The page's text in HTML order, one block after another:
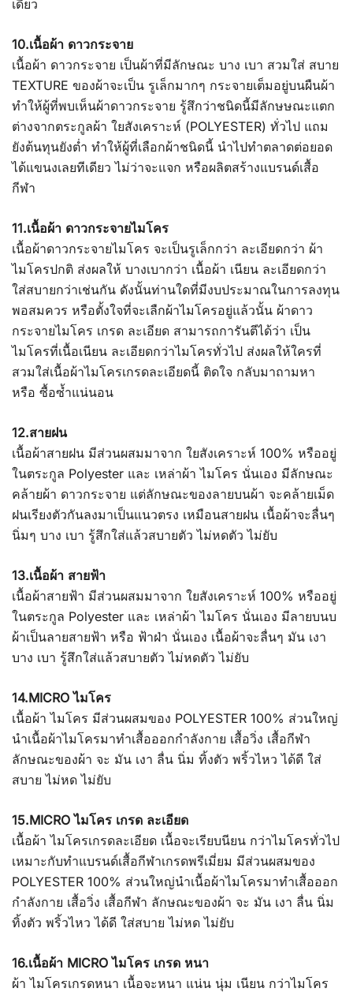
เดียว
10.เนื้อผ้า ดาวกระจาย
เนื้อผ้า ดาวกระจาย เป็นผ้าที่มีลักษณะ บาง เบา สวมใส่ สบาย
TEXTURE ของผ้าจะเป็น รูเล็กมากๆ กระจายเต็มอยู่บนผืนผ้า
ทำให้ผู้ที่พบเห็นผ้าดาวกระจาย รู้สึกว่าชนิดนี้มีลักษษณะแตก
ต่างจากตระกูลผ้า ใยสังเคราะห์ (POLYESTER) ทั่วไป แถม
ยังต้นทุนยังต่ำ ทำให้ผู้ที่เลือกผ้าชนิดนี้ นำไปทำตลาดต่อยอด
ได้แขนงเลยทีเดียว ไม่ว่าจะแจก หรือผลิตสร้างแบรนด์เสื้อ
กีฬา
11.เนื้อผ้า ดาวกระจายไมโคร
เนื้อผ้าดาวกระจายไมโคร จะเป็นรูเล็กกว่า ละเอียดกว่า ผ้า
ไมโครปกติ ส่งผลให้ บางเบากว่า เนื้อผ้า เนียน ละเอียดกว่า
ใส่สบายกว่าเช่นกัน ดังนั้นท่านใดที่มีงบประมาณในการลงทุน
พอสมควร หรือตั้งใจที่จะเลืกผ้าไมโครอยู่แล้วนั้น ผ้าดาว
กระจายไมโคร เกรด ละเอียด สามารถการันตีได้ว่า เป็น
ไมโครที่เนื้อเนียน ละเอียดกว่าไมโครทั่วไป ส่งผลให้ใครที่
สวมใส่เนื้อผ้าไมโครเกรดละเอียดนี้ ติดใจ กลับมาถามหา
หรือ ซื้อซ้ำแน่นอน
12.สายฝน
เนื้อผ้าสายฝน มีส่วนผสมมาจาก ใยสังเคราะห์ 100% หรืออยู่
ในตระกูล Polyester และ เหล่าผ้า ไมโคร นั่นเอง มีลักษณะ
คล้ายผ้า ดาวกระจาย แต่ลักษณะของลายบนผ้า จะคล้ายเม็ด
ฝนเรียงตัวกันลงมาเป็นแนวตรง เหมือนสายฝน เนื้อผ้าจะลื่นๆ
นิ่มๆ บาง เบา รู้สึกใส่แล้วสบายตัว ไม่หดตัว ไม่ยับ
13.เนื้อผ้า สายฟ้า
เนื้อผ้าสายฟ้า มีส่วนผสมมาจาก ใยสังเคราะห์ 100% หรืออยู่
ในตระกูล Polyester และ เหล่าผ้า ไมโคร นั่นเอง มีลายบนบ
ผ้าเป็นลายสายฟ้า หรือ ฟ้าฝ่า นั่นเอง เนื้อผ้าจะลื่นๆ มัน เงา
บาง เบา รู้สึกใส่แล้วสบายตัว ไม่หดตัว ไม่ยับ
14.MICRO ไมโคร
เนื้อผ้า ไมโคร มีส่วนผสมของ POLYESTER 100% ส่วนใหญ่
นำเนื้อผ้าไมโครมาทำเสื้อออกกำลังกาย เสื้อวิ่ง เสื้อกีฬา
ลักษณะของผ้า จะ มัน เงา ลื่น นิ่ม ทิ้งตัว พริ้วไหว ได้ดี ใส่
สบาย ไม่หด ไม่ยับ
15.MICRO ไมโคร เกรด ละเอียด
เนื้อผ้า ไมโครเกรดละเอียด เนื้อจะเรียบนียน กว่าไมโครทั่วไป
เหมาะกับทำแบรนด์เสื้อกีฬาเกรดพรีเมี่ยม มีส่วนผสมของ
POLYESTER 100% ส่วนใหญ่นำเนื้อผ้าไมโครมาทำเสื้อออก
กำลังกาย เสื้อวิ่ง เสื้อกีฬา ลักษณะของผ้า จะ มัน เงา ลื่น นิ่ม
ทิ้งตัว พริ้วไหว ได้ดี ใส่สบาย ไม่หด ไม่ยับ
16.เนื้อผ้า MICRO ไมโคร เกรด หนา
ผ้า ไมโครเกรดหนา เนื้อจะหนา แน่น นุ่ม เนียน กว่าไมโคร